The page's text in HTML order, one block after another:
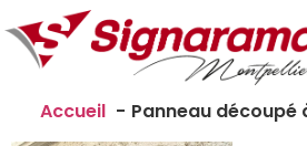
Accueil Panneau découpé